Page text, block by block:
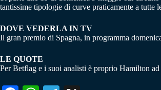
tantissime tipologie di curve praticamente a
DOVE VEDERLA IN TV
Il gran premio di Spagna, in programma
LE QUOTE
Per Betflag e i suoi analisti è proprio Hamilton